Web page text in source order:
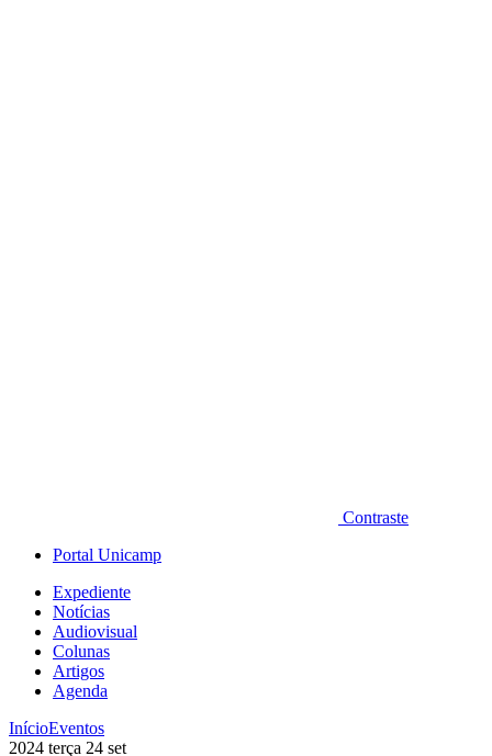
Contraste
Portal Unicamp
Expediente
Notícias
Audiovisual
Colunas
Artigos
Agenda
InícioEventos
2024 terça 24 set